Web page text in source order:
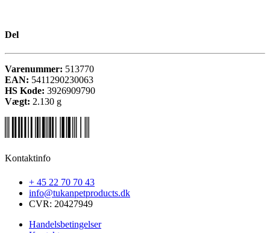
Del
Varenummer: 513770
EAN: 5411290230063
HS Kode: 3926909790
Vægt: 2.130 g
Kontaktinfo
+ 45 22 70 70 43
info@tukanpetproducts.dk
CVR: 20427949
Handelsbetingelser